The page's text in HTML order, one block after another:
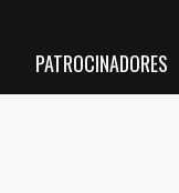
PATROCINADORES